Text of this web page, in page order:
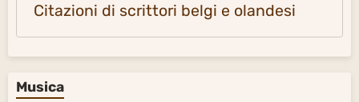
Citazioni di scrittori belgi e olandesi
Musica